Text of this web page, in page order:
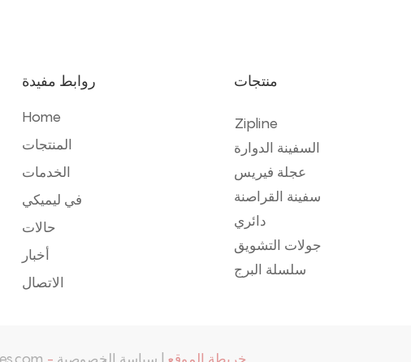
روابط مفيدة
Home
المنتجات
الخدمات
في ليميكي
حالات
أخبار
الاتصال
منتجات
Zipline
السفينة الدوارة
عجلة فيريس
سفينة القراصنة
دائري
جولات التشويق
سلسلة البرج